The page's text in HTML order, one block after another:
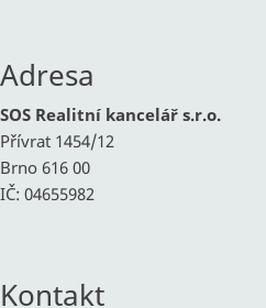
Adresa
SOS Realitní kancelář s.r.o.
Přívrat 1454/12
Brno 616 00
IČ: 04655982
Kontakt